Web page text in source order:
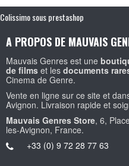
Colissimo sous prestashop
A PROPOS DE MAUVAIS
Mauvais Genres est une
de films et les documents
Cinema de Genre.
Vente en ligne sur ce site et
Avignon. Livraison rapide et
Mauvais Genres Store, 6,
les-Avignon, France.
+33 (0) 9 72 28 77 63